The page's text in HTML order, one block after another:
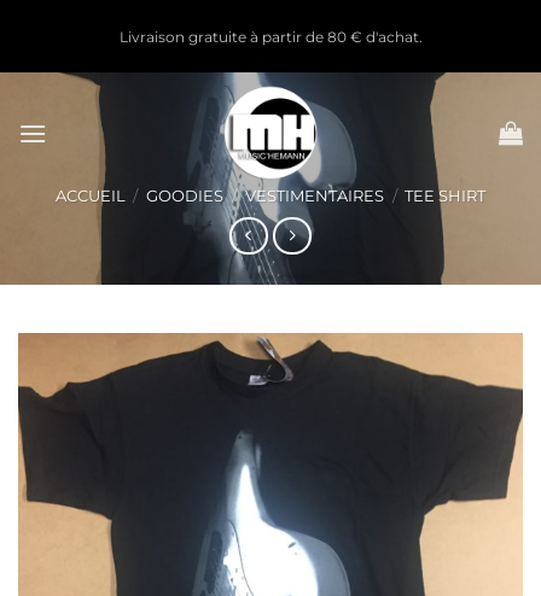
contenu
Livraison gratuite à partir de 80 € d'achat.
ACCUEIL / GOODIES / VESTIMENTAIRES / TEE SHIRT